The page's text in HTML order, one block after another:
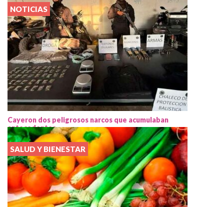
NOTICIAS
Cayeron dos peligrosos narcos que acumulaban
antecedentes
SALUD Y BIENESTAR